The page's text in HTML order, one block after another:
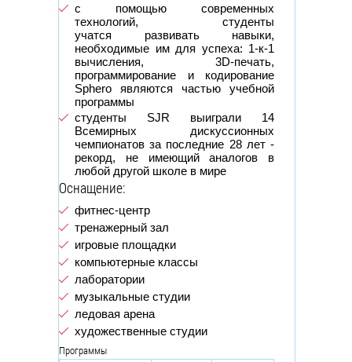
с помощью современных
технологий, студенты
учатся развивать навыки,
необходимые им для успеха: 1-к-1
вычисления, 3D-печать,
программирование и кодирование
Sphero являются частью учебной
программы
студенты SJR выиграли 14
Всемирных дискуссионных
чемпионатов за последние 28 лет -
рекорд, не имеющий аналогов в
любой другой школе в мире
Оснащение:
фитнес-центр
тренажерный зал
игровые площадки
компьютерные классы
лаборатории
музыкальные студии
ледовая арена
художественные студии
Программы